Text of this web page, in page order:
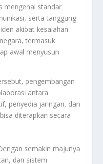
mengenai standar
serta tanggung
akibat kesalahan
termasuk
awal menyusun
pengembangan
antara
penyedia jaringan, dan
diterapkan secara
semakin majunya
dan sistem